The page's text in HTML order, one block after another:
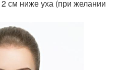
см ниже уха (при желании